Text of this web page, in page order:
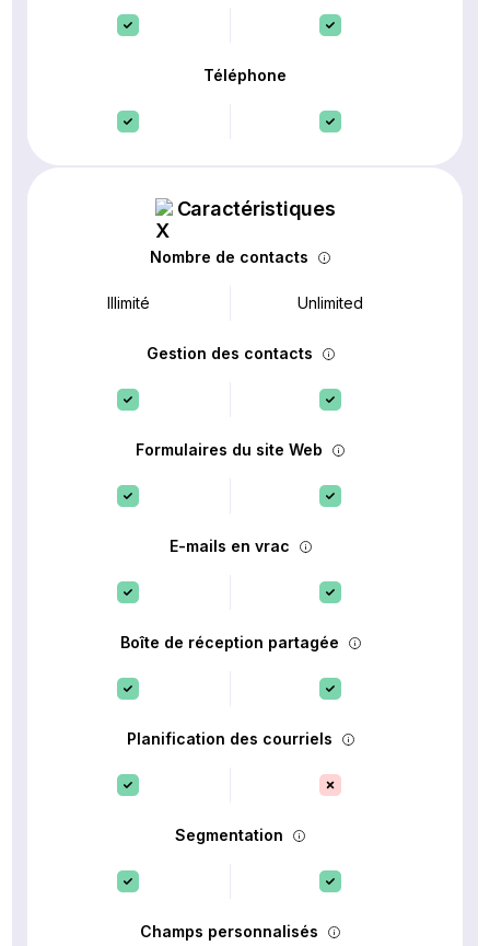
Téléphone
Caractéristiques
Nombre de contacts
Illimité Unlimited
Gestion des contacts
Formulaires du site Web
E-mails en vrac
Boîte de réception partagée
Planification des courriels
Segmentation
Champs personnalisés